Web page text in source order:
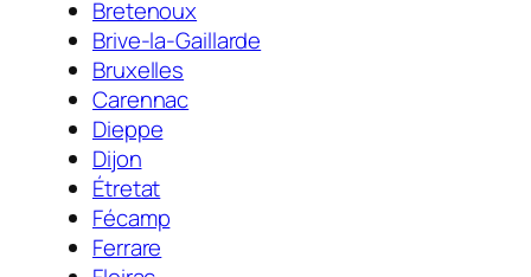
Bretenoux
Brive-la-Gaillarde
Bruxelles
Carennac
Dieppe
Dijon
Étretat
Fécamp
Ferrare